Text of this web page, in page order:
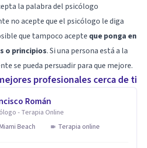
la palabra del psicólogo
no acepte que el psicólogo le diga
que tampoco acepte que ponga en
o principios. Si una persona está a la
se pueda persuadir para que mejore.
profesionales cerca de ti
Román
- Terapia Online
Beach
Terapia online